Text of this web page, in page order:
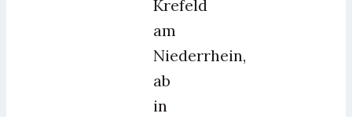
Krefeld
am
Niederrhein,
ab
in